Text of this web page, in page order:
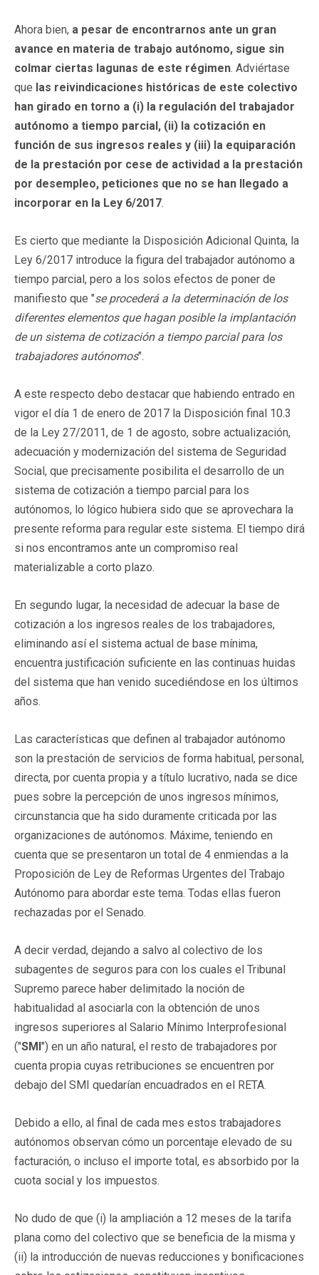
Ahora bien, a pesar de encontrarnos ante un gran
avance en materia de trabajo autónomo, sigue sin
colmar ciertas lagunas de este régimen. Adviértase
que las reivindicaciones históricas de este colectivo
han girado en torno a (i) la regulación del trabajador
autónomo a tiempo parcial, (ii) la cotización en
función de sus ingresos reales y (iii) la equiparación
de la prestación por cese de actividad a la prestación
por desempleo, peticiones que no se han llegado a
incorporar en la Ley 6/2017.
Es cierto que mediante la Disposición Adicional Quinta, la
Ley 6/2017 introduce la figura del trabajador autónomo a
tiempo parcial, pero a los solos efectos de poner de
manifiesto que "se procederá a la determinación de los
diferentes elementos que hagan posible la implantación
de un sistema de cotización a tiempo parcial para los
trabajadores autónomos".
A este respecto debo destacar que habiendo entrado en
vigor el día 1 de enero de 2017 la Disposición final 10.3
de la Ley 27/2011, de 1 de agosto, sobre actualización,
adecuación y modernización del sistema de Seguridad
Social, que precisamente posibilita el desarrollo de un
sistema de cotización a tiempo parcial para los
autónomos, lo lógico hubiera sido que se aprovechara la
presente reforma para regular este sistema. El tiempo dirá
si nos encontramos ante un compromiso real
materializable a corto plazo.
En segundo lugar, la necesidad de adecuar la base de
cotización a los ingresos reales de los trabajadores,
eliminando así el sistema actual de base mínima,
encuentra justificación suficiente en las continuas huidas
del sistema que han venido sucediéndose en los últimos
años.
Las características que definen al trabajador autónomo
son la prestación de servicios de forma habitual, personal,
directa, por cuenta propia y a título lucrativo, nada se dice
pues sobre la percepción de unos ingresos mínimos,
circunstancia que ha sido duramente criticada por las
organizaciones de autónomos. Máxime, teniendo en
cuenta que se presentaron un total de 4 enmiendas a la
Proposición de Ley de Reformas Urgentes del Trabajo
Autónomo para abordar este tema. Todas ellas fueron
rechazadas por el Senado.
A decir verdad, dejando a salvo al colectivo de los
subagentes de seguros para con los cuales el Tribunal
Supremo parece haber delimitado la noción de
habitualidad al asociarla con la obtención de unos
ingresos superiores al Salario Mínimo Interprofesional
("SMI") en un año natural, el resto de trabajadores por
cuenta propia cuyas retribuciones se encuentren por
debajo del SMI quedarían encuadrados en el RETA.
Debido a ello, al final de cada mes estos trabajadores
autónomos observan cómo un porcentaje elevado de su
facturación, o incluso el importe total, es absorbido por la
cuota social y los impuestos.
No dudo de que (i) la ampliación a 12 meses de la tarifa
plana como del colectivo que se beneficia de la misma y
(ii) la introducción de nuevas reducciones y bonificaciones